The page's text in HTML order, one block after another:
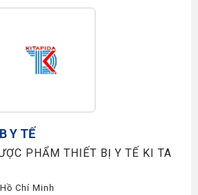
Y TẾ
PHẨM THIẾT BỊ Y TẾ KI TA
Hồ Chí Minh